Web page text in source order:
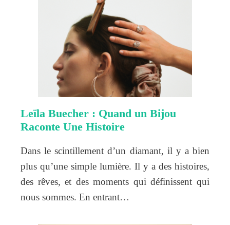
Leïla Buecher : Quand un Bijou
Raconte Une Histoire
Dans le scintillement d’un diamant, il y a bien
plus qu’une simple lumière. Il y a des histoires,
des rêves, et des moments qui définissent qui
nous sommes. En entrant…